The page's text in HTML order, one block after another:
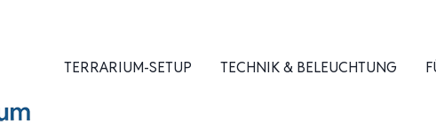
TERRARIUM-SETUP TECHNIK & BELEUCHTUNG